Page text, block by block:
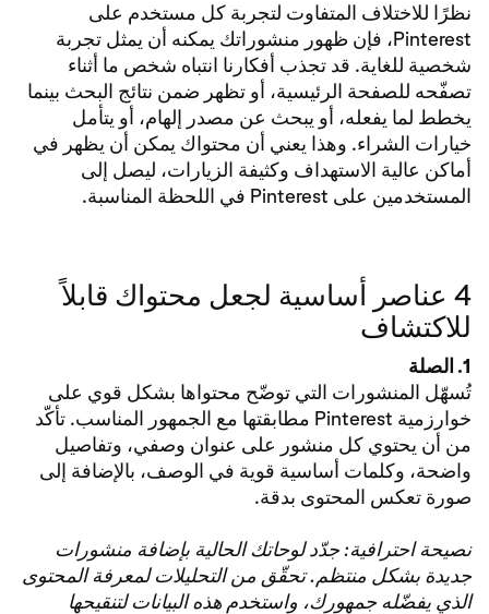
نظرًا للاختلاف المتفاوت لتجربة كل مستخدم على
Pinterest، فإن ظهور منشوراتك يمكنه أن يمثل تجربة
شخصية للغاية. قد تجذب أفكارنا انتباه شخص ما أثناء
تصفّحه للصفحة الرئيسية، أو تظهر ضمن نتائج البحث بينما
يخطط لما يفعله، أو يبحث عن مصدر إلهام، أو يتأمل
خيارات الشراء. وهذا يعني أن محتواك يمكن أن يظهر في
أماكن عالية الاستهداف وكثيفة الزيارات، ليصل إلى
المستخدمين على Pinterest في اللحظة المناسبة.
4 عناصر أساسية لجعل محتواك قابلاً
للاكتشاف
1. الصلة
تُسهّل المنشورات التي توضّح محتواها بشكل قوي على
خوارزمية Pinterest مطابقتها مع الجمهور المناسب. تأكّد
من أن يحتوي كل منشور على عنوان وصفي، وتفاصيل
واضحة، وكلمات أساسية قوية في الوصف، بالإضافة إلى
صورة تعكس المحتوى بدقة.
نصيحة احترافية: جدّد لوحاتك الحالية بإضافة منشورات
جديدة بشكل منتظم. تحقّق من التحليلات لمعرفة المحتوى
الذي يفضّله جمهورك، واستخدم هذه البيانات لتنقيحها